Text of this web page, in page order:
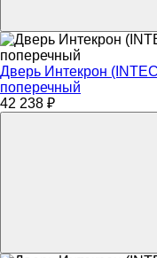
Дверь Интекрон
поперечный
42 238 ₽